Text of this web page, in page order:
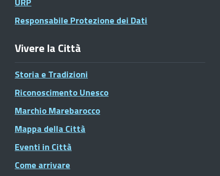
Responsabile Protezione dei Dati
Vivere la Città
Storia e Tradizioni
Riconoscimento Unesco
Marchio Marebarocco
Mappa della Città
Eventi in Città
Come arrivare